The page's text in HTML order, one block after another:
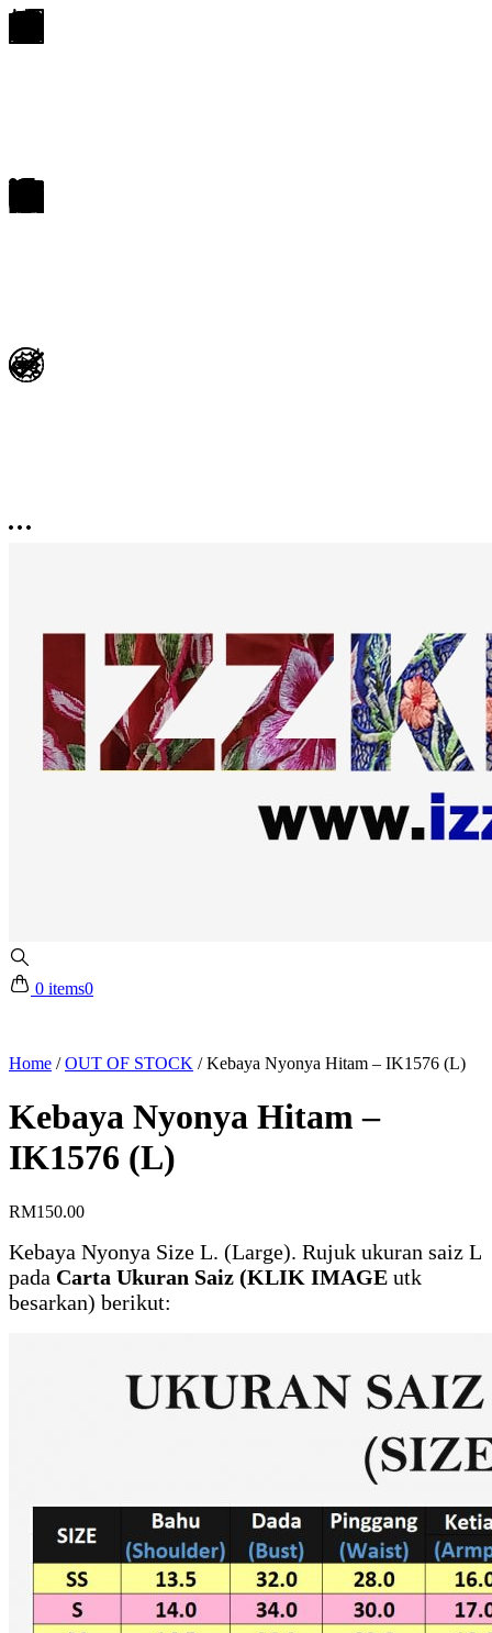
0 items0
Home /OUT OF STOCK /Kebaya Nyonya Hitam – IK1576 (L)
Kebaya Nyonya Hitam –
IK1576 (L)
RM150.00
Kebaya Nyonya Size L. (Large). Rujuk ukuran saiz L
pada Carta Ukuran Saiz (KLIK IMAGE utk
besarkan) berikut: